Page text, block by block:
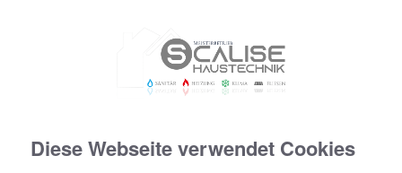
Diese Webseite verwendet Cookies